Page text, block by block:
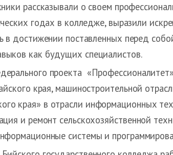
рассказывали о своем
годах в колледже, выразили
в достижении поставленных перед
как будущих специалистов.
проекта
края, машиностроительной
края» в отрасли информационных
и ремонт сельскохозяйственной
системы и